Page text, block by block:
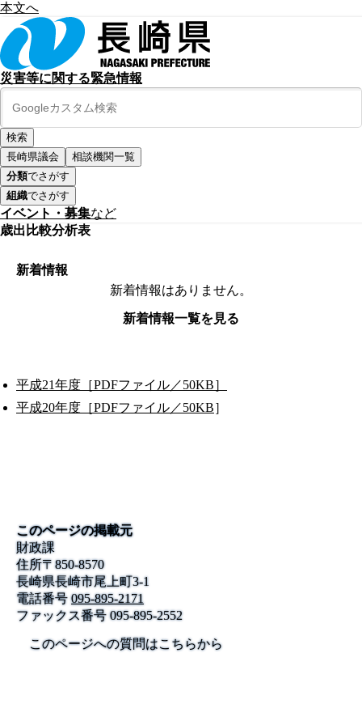
本文へ
災害等に関する緊急情報
長崎県議会
相談機関一覧
分類でさがす
組織でさがす
イベント・募集など
歳出比較分析表
新着情報
新着情報はありません。
新着情報一覧を見る
平成21年度［PDFファイル／50KB］
平成20年度［PDFファイル／50KB］
このページの掲載元
財政課
住所〒850-8570
長崎県長崎市尾上町3‐1
電話番号 095-895-2171
ファックス番号095-895-2552
このページへの質問はこちらから